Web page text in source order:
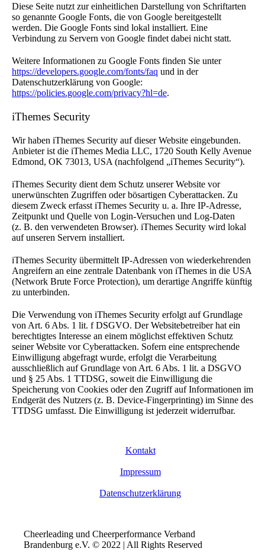
Diese Seite nutzt zur einheitlichen Darstellung von Schriftarten
so genannte Google Fonts, die von Google bereitgestellt
werden. Die Google Fonts sind lokal installiert. Eine
Verbindung zu Servern von Google findet dabei nicht statt.
Weitere Informationen zu Google Fonts finden Sie unter
https://developers.google.com/fonts/faq und in der
Datenschutzerklärung von Google:
https://policies.google.com/privacy?hl=de.
iThemes Security
Wir haben iThemes Security auf dieser Website eingebunden.
Anbieter ist die iThemes Media LLC, 1720 South Kelly Avenue
Edmond, OK 73013, USA (nachfolgend „iThemes Security“).
iThemes Security dient dem Schutz unserer Website vor
unerwünschten Zugriffen oder bösartigen Cyberattacken. Zu
diesem Zweck erfasst iThemes Security u. a. Ihre IP-Adresse,
Zeitpunkt und Quelle von Login-Versuchen und Log-Daten
(z. B. den verwendeten Browser). iThemes Security wird lokal
auf unseren Servern installiert.
iThemes Security übermittelt IP-Adressen von wiederkehrenden
Angreifern an eine zentrale Datenbank von iThemes in die USA
(Network Brute Force Protection), um derartige Angriffe künftig
zu unterbinden.
Die Verwendung von iThemes Security erfolgt auf Grundlage
von Art. 6 Abs. 1 lit. f DSGVO. Der Websitebetreiber hat ein
berechtigtes Interesse an einem möglichst effektiven Schutz
seiner Website vor Cyberattacken. Sofern eine entsprechende
Einwilligung abgefragt wurde, erfolgt die Verarbeitung
ausschließlich auf Grundlage von Art. 6 Abs. 1 lit. a DSGVO
und § 25 Abs. 1 TTDSG, soweit die Einwilligung die
Speicherung von Cookies oder den Zugriff auf Informationen im
Endgerät des Nutzers (z. B. Device-Fingerprinting) im Sinne des
TTDSG umfasst. Die Einwilligung ist jederzeit widerrufbar.
Kontakt
Impressum
Datenschutzerklärung
Cheerleading und Cheerperformance Verband
Brandenburg e.V. © 2022 | All Rights Reserved